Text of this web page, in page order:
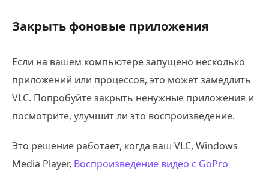
Закрыть фоновые приложения
Если на вашем компьютере запущено несколько
приложений или процессов, это может замедлить
VLC. Попробуйте закрыть ненужные приложения и
посмотрите, улучшит ли это воспроизведение.
Это решение работает, когда ваш VLC, Windows
Media Player, Воспроизведение видео с GoPro